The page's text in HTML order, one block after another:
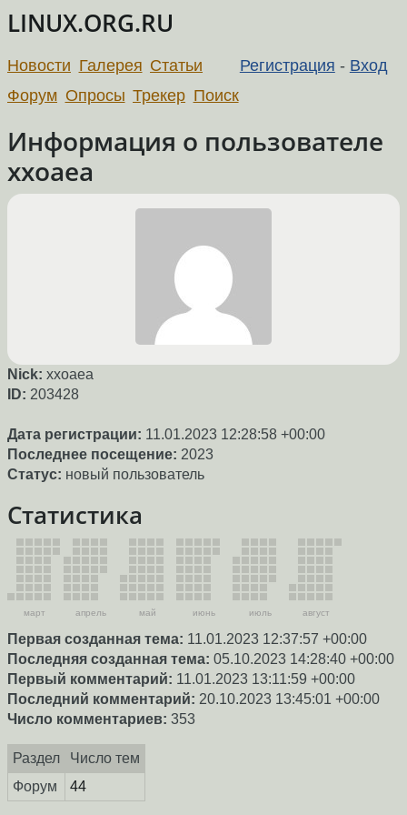
LINUX.ORG.RU
Регистрация - Вход
Новости Галерея Статьи
Форум Опросы Трекер Поиск
Информация о пользователе
xxoaea
Nick: xxoaea
ID: 203428
Дата регистрации: 11.01.2023 12:28:58 +00:00
Последнее посещение: 2023
Статус: новый пользователь
Статистика
март апрель май июнь июль август
Первая созданная тема: 11.01.2023 12:37:57 +00:00
Последняя созданная тема: 05.10.2023 14:28:40 +00:00
Первый комментарий: 11.01.2023 13:11:59 +00:00
Последний комментарий: 20.10.2023 13:45:01 +00:00
Число комментариев: 353
Раздел
Число тем
Форум
44